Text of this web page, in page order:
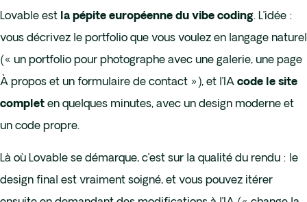
Lovable est la pépite européenne du vibe coding. L’idée :
vous décrivez le portfolio que vous voulez en langage naturel
(« un portfolio pour photographe avec une galerie, une page
À propos et un formulaire de contact »), et l’IA code le site
complet en quelques minutes, avec un design moderne et
un code propre.
Là où Lovable se démarque, c’est sur la qualité du rendu : le
design final est vraiment soigné, et vous pouvez itérer